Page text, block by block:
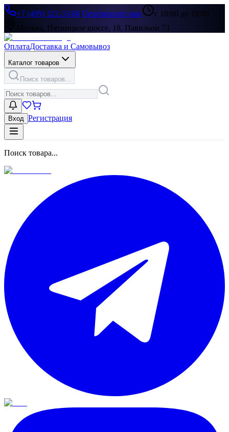
+7 (499) 322-33-86|Перезвоните мне
с 10:00 до 19:00
Москва, Пятницкое шоссе, 18, Павильон 73
ОплатаДоставка и Самовывоз
Каталог товаров
Поиск товаров...
Вход Регистрация
Поиск товара...